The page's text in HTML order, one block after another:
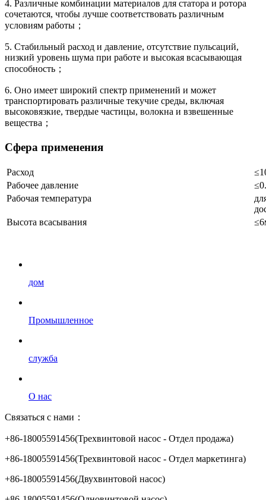
4. Различные комбинации материалов для статора и ротора
сочетаются, чтобы лучше соответствовать различным
условиям работы；
5. Стабильный расход и давление, отсутствие пульсаций,
низкий уровень шума при работе и высокая всасывающая
способность；
6. Оно имеет широкий спектр применений и может
транспортировать различные текучие среды, включая
высоковязкие, твердые частицы, волокна и взвешенные
вещества；
Сфера применения
Расход
Рабочее давление
Рабочая температура
Высота всасывания
дом
Промышленное
служба
О нас
Связаться с нами：
+86-18005591456(Трехвинтовой насос - Отдел продажа)
+86-18005591456(Трехвинтовой насос - Отдел маркетинга)
+86-18005591456(Двухвинтовой насос)